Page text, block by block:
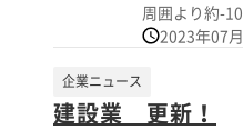
周囲より約-
2023年07
建設業 更新！
企業ニュース